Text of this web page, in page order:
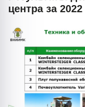
центра за 2022